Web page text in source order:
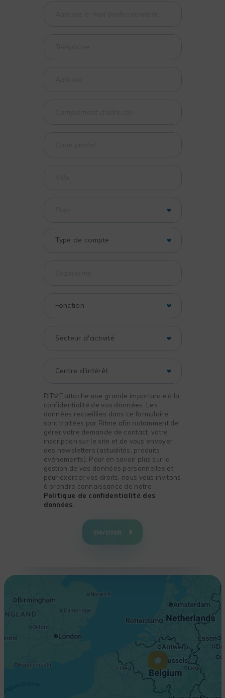
RITME attache une grande importance à la
confidentialité de vos données. Les
données recueillies dans ce formulaire
sont traitées par Ritme afin notamment de
gérer votre demande de contact, votre
inscription sur le site et de vous envoyer
des newsletters (actualités, produits,
événements). Pour en savoir plus sur la
gestion de vos données personnelles et
pour exercer vos droits, nous vous invitons
à prendre connaissance de notre
Politique de confidentialité des
données
ENVOYER